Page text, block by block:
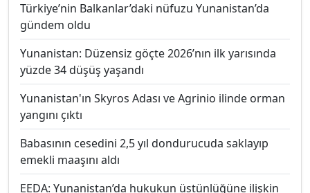
Türkiye’nin Balkanlar’daki nüfuzu Yunanistan’da
gündem oldu
Yunanistan: Düzensiz göçte 2026’nın ilk yarısında
yüzde 34 düşüş yaşandı
Yunanistan'ın Skyros Adası ve Agrinio ilinde orman
yangını çıktı
Babasının cesedini 2,5 yıl dondurucuda saklayıp
emekli maaşını aldı
EEDA: Yunanistan’da hukukun üstünlüğüne ilişkin